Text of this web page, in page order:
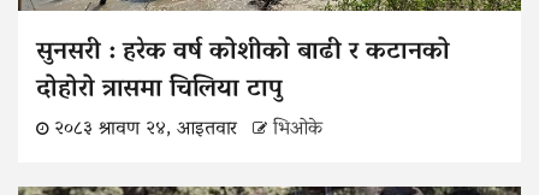
सुनसरी : हरेक वर्ष कोशीको बाढी र कटानको
दोहोरो त्रासमा चिलिया टापु
२०८३ श्रावण २४, आइतवार भिओके